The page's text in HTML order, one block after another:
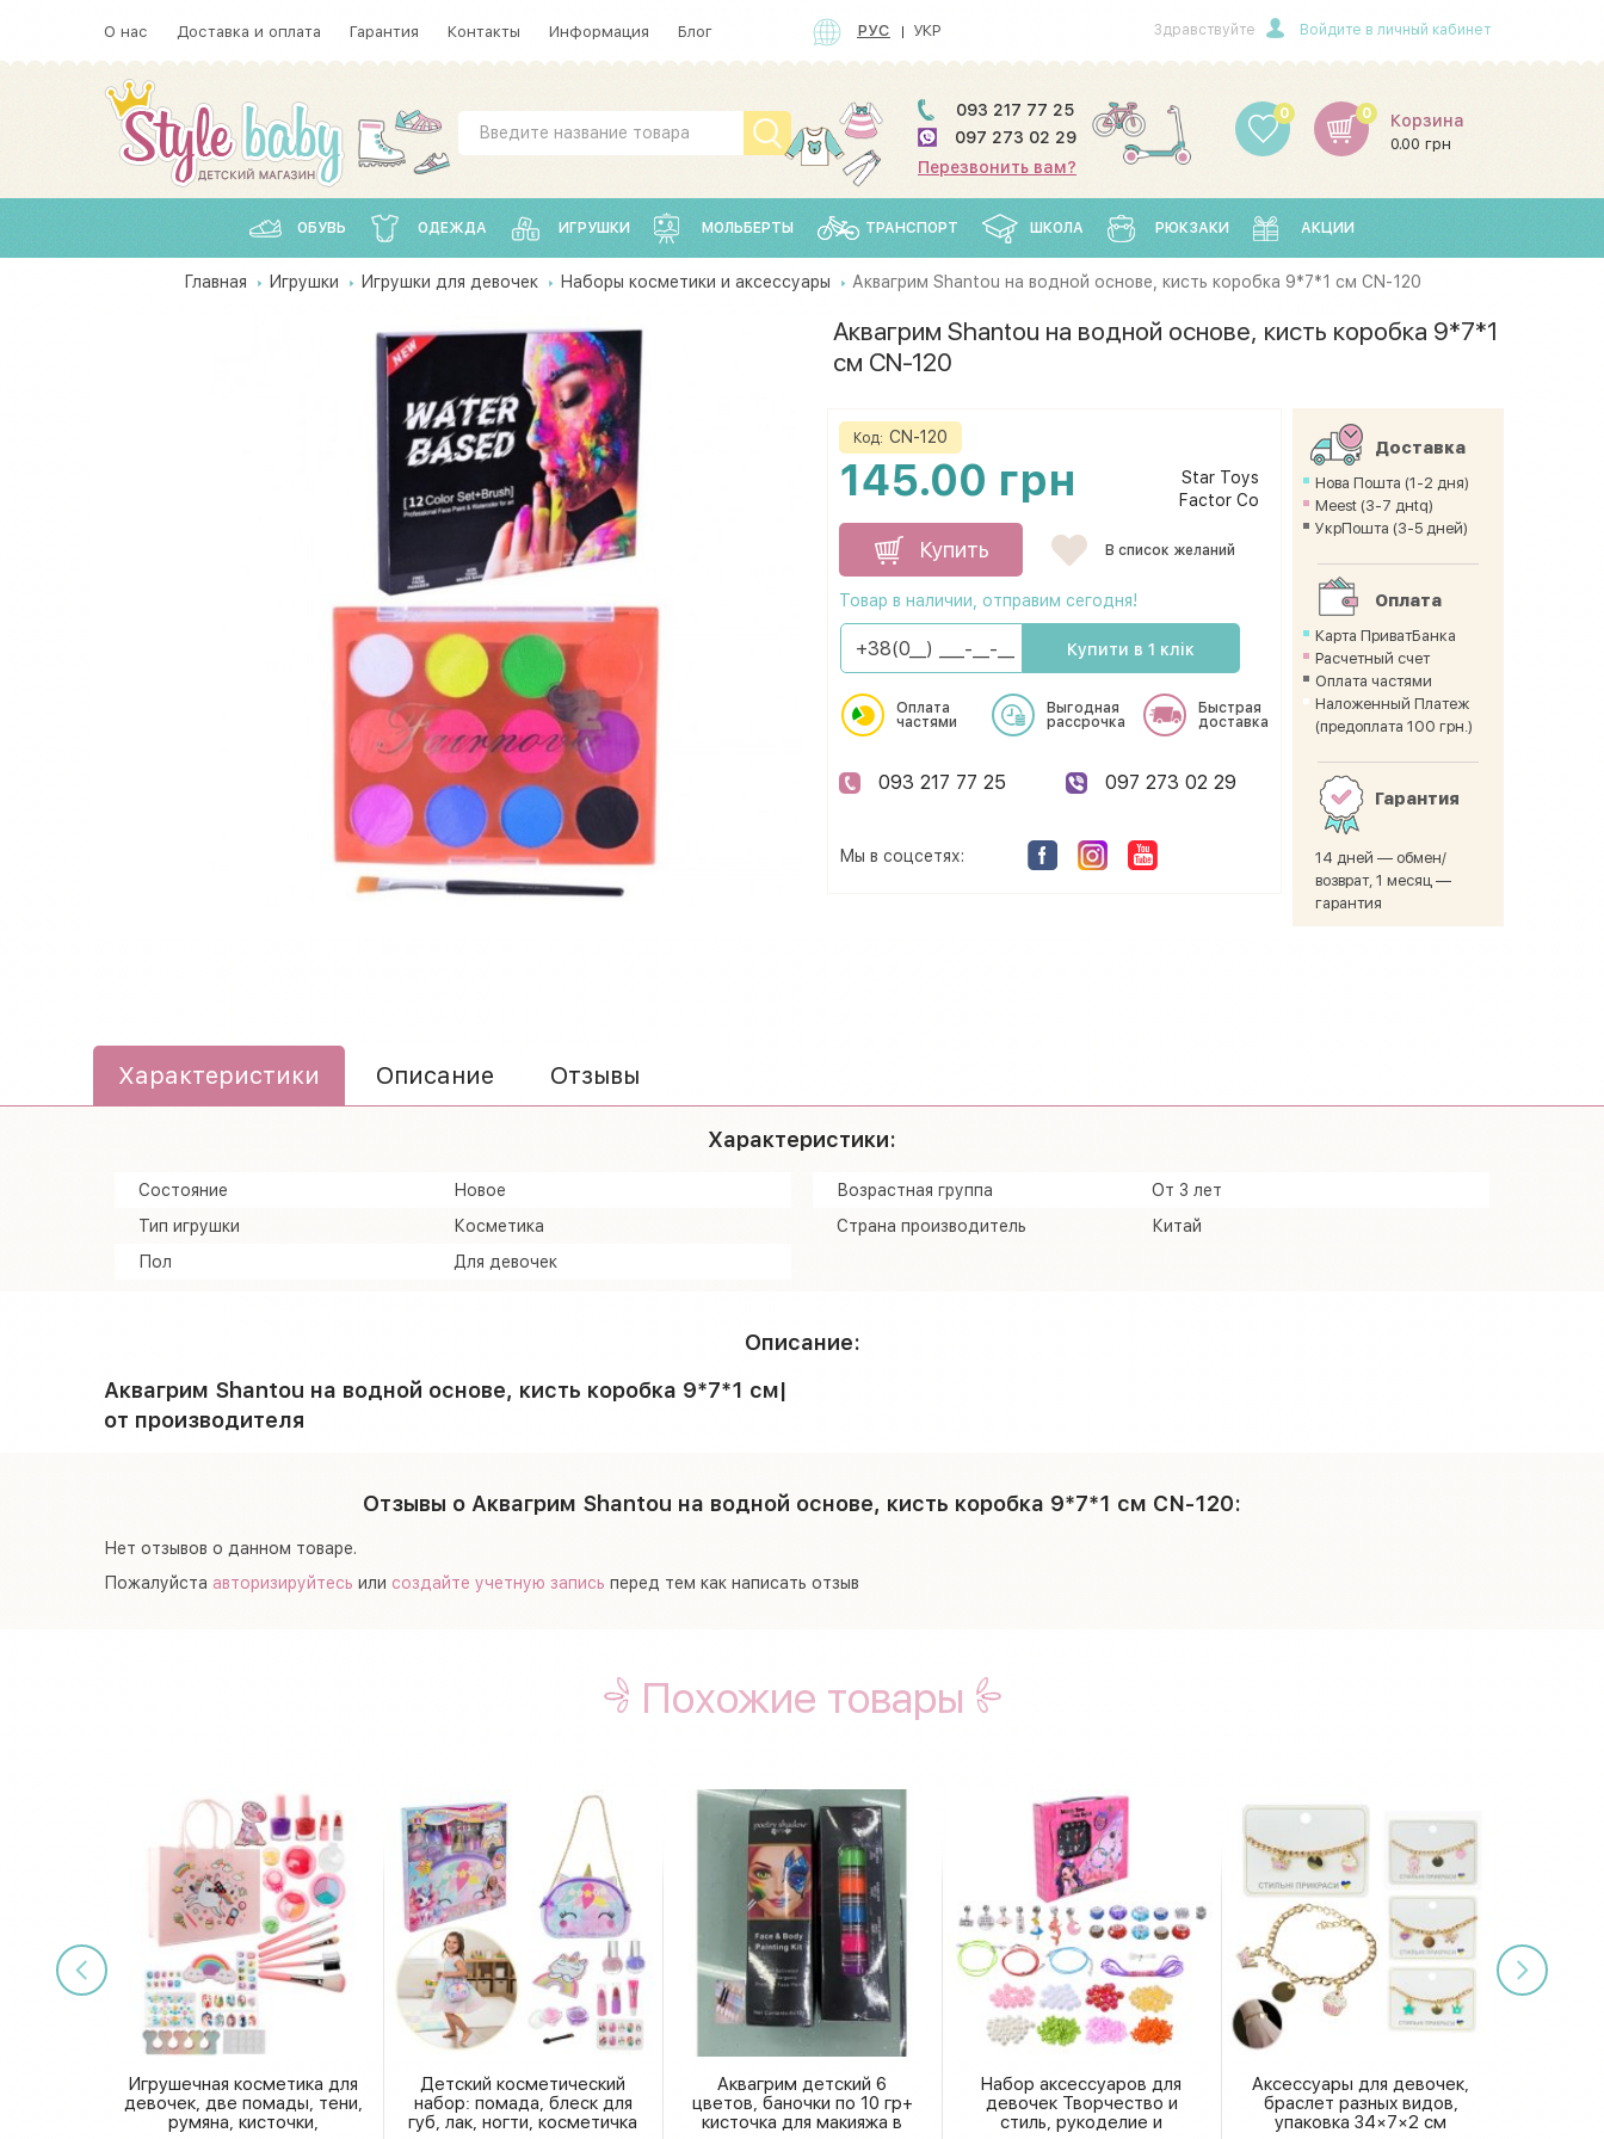
О нас Доставка и оплата Гарантия Контакты Информация Блог РУС УКР Здравствуйте Войдите в личный кабинет
093 217 77 25
097 273 02 29
Перезвонить вам?
0 Корзина
0.00 грн
0
ОБУВЬ ОДЕЖДА ИГРУШКИ МОЛЬБЕРТЫ ТРАНСПОРТ ШКОЛА РЮКЗАКИ АКЦИИ
Главная Игрушки Игрушки для девочек Наборы косметики и аксессуары Аквагрим Shantou на водной основе, кисть коробка 9*7*1 см CN-120
Аквагрим Shantou на водной основе, кисть коробка 9*7*1
см CN-120
Код: CN-120
145.00 грн
Star Toys
Factor Co
Купить В список желаний
Товар в наличии, отправим сегодня!
Купити в 1 клік
Оплата
частями
Выгодная
рассрочка
Быстрая
доставка
093 217 77 25 097 273 02 29
Мы в соцсетях:
Доставка
Нова Пошта (1-2 дня)
Meest (3-7 днtq)
УкрПошта (3-5 дней)
Оплата
Карта ПриватБанка
Расчетный счет
Оплата частями
Наложенный Платеж
(предоплата 100 грн.)
Гарантия
14 дней — обмен/
возврат, 1 месяц —
гарантия
Характеристики Описание Отзывы
Характеристики:
Состояние
Новое
Тип игрушки
Косметика
Пол
Для девочек
Возрастная группа
От 3 лет
Страна производитель
Китай
Описание:
Аквагрим Shantou на водной основе, кисть коробка 9*7*1 см|
от производителя
Отзывы о Аквагрим Shantou на водной основе, кисть коробка 9*7*1 см CN-120:
Нет отзывов о данном товаре.
Пожалуйста авторизируйтесь или создайте учетную запись перед тем как написать отзыв
Похожие товары
Игрушечная косметика для
девочек, две помады, тени,
румяна, кисточки,
Детский косметический
набор: помада, блеск для
губ, лак, ногти, косметичка
Аквагрим детский 6
цветов, баночки по 10 гр+
кисточка для макияжа в
Набор аксессуаров для
девочек Творчество и
стиль, рукоделие и
Аксессуары для девочек,
браслет разных видов,
упаковка 34×7×2 см